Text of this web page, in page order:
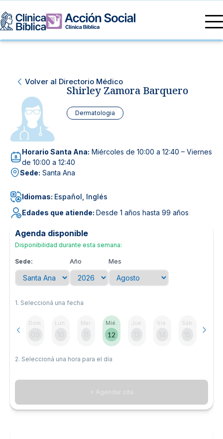
Nuestras especialidades
Centros de Excelencia
Servicios
Servicios Generales
Servicios 24/7
Servicios Especializados
Información
Información para el Paciente
Sobre nosotros
Sedes
Noticias y blog
Volver al Directorio Médico
Shirley Zamora Barquero
Dermatologia
Horario Santa Ana: Miércoles de 10:00 a 12:40 – Viernes
de 10:00 a 12:40
Sede: Santa Ana
Idiomas: Español, Inglés
Edades que atiende: Desde 1 años hasta 99 años
Agenda disponible
Disponibilidad durante esta semana:
Sede: Año Mes
1. Seleccioná una fecha
Dom. Lun. Mar. Mié.
12
Jue. Vie. Sáb.
2. Seleccioná una hora para el día